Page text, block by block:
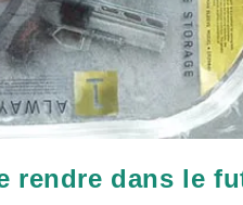
rendre dans le